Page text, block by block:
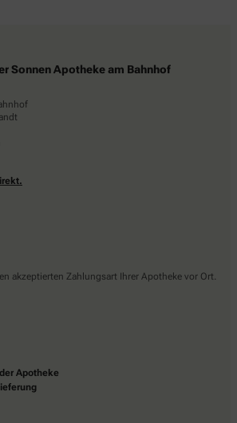
Sonnen Apotheke am Bahnhof
akzeptierten Zahlungsart Ihrer Apotheke vor Ort.
Apotheke